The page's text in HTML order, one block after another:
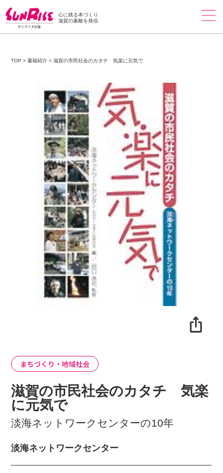
心に残る本づくり
滋賀の素敵を発信
TOP >書籍紹介 >滋賀の市民社会のカタチ 気楽に元気で
まちづくり・地域社会
滋賀の市民社会のカタチ 気楽
に元気で
淡海ネットワークセンターの10年
淡海ネットワークセンター